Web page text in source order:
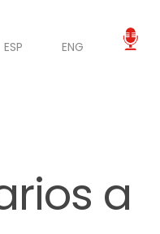
ESP ENG
a